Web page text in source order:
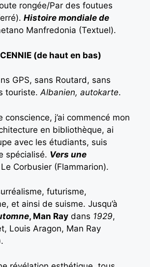
rongée/Par des foutues
Histoire mondiale de
Manfredonia (Textuel).
(de haut en bas)
GPS, sans Routard, sans
touriste.Albanien, autokarte.
conscience, j’ai commencé mon
en bibliothèque, ai
avec les étudiants, suis
spécialisé. Vers une
Corbusier (Flammarion).
futurisme,
et ainsi de suisme. Jusqu’à
, Man Ray dans 1929,
Louis Aragon, Man Ray